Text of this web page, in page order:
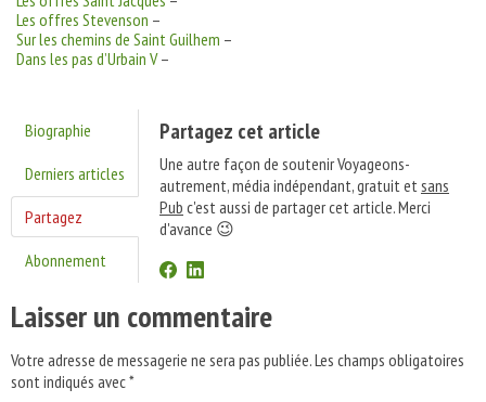
Les offres Stevenson –
Sur les chemins de Saint Guilhem –
Dans les pas d’Urbain V–
Biographie
Derniers articles
Partagez
Abonnement
Partagez cet article
Une autre façon de soutenir Voyageons-
autrement, média indépendant, gratuit etsans
Pub c'est aussi de partager cet article. Merci
d'avance 😉
Laisser un commentaire
Votre adresse de messagerie ne sera pas publiée.Les champs obligatoires
sont indiqués avec*